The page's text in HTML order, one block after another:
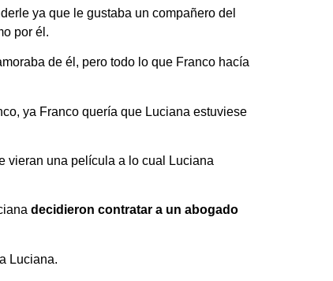
ya que le gustaba un compañero del
por él.
de él, pero todo lo que Franco hacía
ya Franco quería que Luciana estuviese
vieran una película a lo cual Luciana
decidieron contratar a un abogado
Luciana.